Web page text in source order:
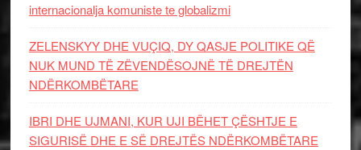
internacionalja komuniste te globalizmi
ZELENSKYY DHE VUÇIQ, DY QASJE POLITIKE QË
NUK MUND TË ZËVENDËSOJNË TË DREJTËN
NDËRKOMBËTARE
IBRI DHE UJMANI, KUR UJI BËHET ÇËSHTJE E
SIGURISË DHE E SË DREJTËS NDËRKOMBËTARE